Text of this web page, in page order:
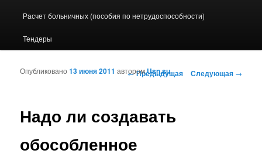
Расчет больничных (пособия по нетрудоспособности)
Тендеры
Навигация по записям
←Предыдущая Следующая →
Надо ли создавать
обособленное
Опубликовано13 июня 2011 авторомUsn.su